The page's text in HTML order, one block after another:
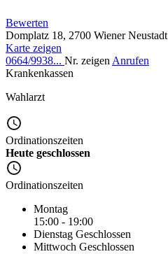
Bewerten
Domplatz 18, 2700 Wiener Neustadt
Karte zeigen
0664/9938... Nr. zeigen Anrufen
Krankenkassen
Wahlarzt
Ordinationszeiten
Heute geschlossen
Ordinationszeiten
Montag
15:00 - 19:00
Dienstag Geschlossen
Mittwoch Geschlossen